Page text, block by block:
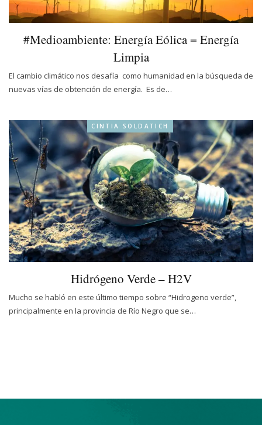
#Medioambiente: Energía Eólica = Energía
Limpia
El cambio climático nos desafía como humanidad en la búsqueda de
nuevas vías de obtención de energía. Es de…
CINTIA SOLDATICH
Hidrógeno Verde – H2V
Mucho se habló en este último tiempo sobre “Hidrogeno verde”,
principalmente en la provincia de Río Negro que se…